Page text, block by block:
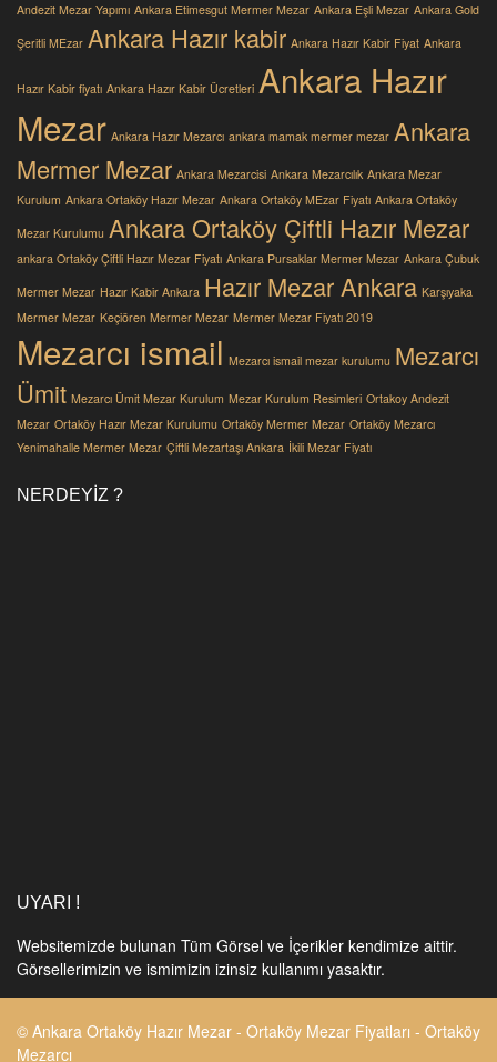
Andezit Mezar Yapımı Ankara Etimesgut Mermer Mezar Ankara Eşli Mezar Ankara Gold
Şeritli MEzar Ankara Hazır kabir Ankara Hazır Kabir Fiyat Ankara
Hazır Kabir fiyatı Ankara Hazır Kabir Ücretleri Ankara Hazır
Mezar Ankara Hazır Mezarcı ankara mamak mermer mezar Ankara
Mermer Mezar Ankara Mezarcisi Ankara Mezarcılık Ankara Mezar
Kurulum Ankara Ortaköy Hazır Mezar Ankara Ortaköy MEzar Fiyatı Ankara Ortaköy
Mezar Kurulumu Ankara Ortaköy Çiftli Hazır Mezar
ankara Ortaköy Çiftli Hazır Mezar Fiyatı Ankara Pursaklar Mermer Mezar Ankara Çubuk
Mermer Mezar Hazır Kabir Ankara Hazır Mezar Ankara Karşıyaka
Mermer Mezar Keçiören Mermer Mezar Mermer Mezar Fiyatı 2019
Mezarcı ismail Mezarcı ismail mezar kurulumu Mezarcı
Ümit Mezarcı Ümit Mezar Kurulum Mezar Kurulum Resimleri Ortakoy Andezit
Mezar Ortaköy Hazır Mezar Kurulumu Ortaköy Mermer Mezar Ortaköy Mezarcı
Yenimahalle Mermer Mezar Çiftli Mezartaşı Ankara İkili Mezar Fiyatı
NERDEYIZ ?
UYARI !
Websitemizde bulunan Tüm Görsel ve İçerikler kendimize aittir.
Görsellerimizin ve ismimizin izinsiz kullanımı yasaktır.
© Ankara Ortaköy Hazır Mezar - Ortaköy Mezar Fiyatları - Ortaköy
Mezarcı